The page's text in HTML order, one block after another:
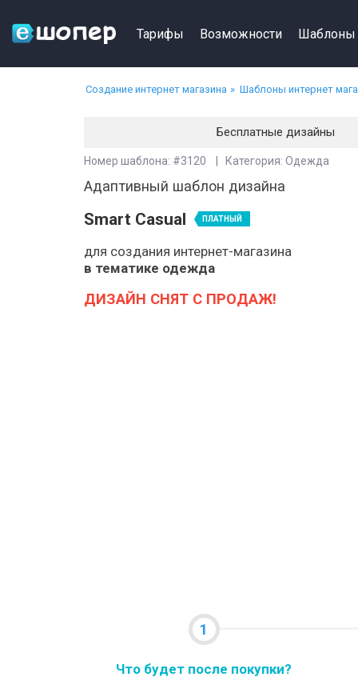
Тарифы Возможности Шаблоны
Создание интернет магазина Шаблоны интернет
Бесплатные дизайны
Номер шаблона: #3120 | Категория: Одежда
Адаптивный шаблон дизайна
Smart Casual ПЛАТНЫЙ
для создания интернет-магазина
в тематике одежда
ДИЗАЙН СНЯТ С ПРОДАЖ!
1
Что будет после покупки?